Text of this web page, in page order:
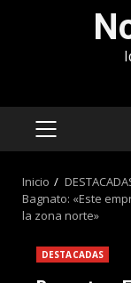
MENÚ
Inicio
Bagnato: «Este
la zona norte»
DESTACADAS